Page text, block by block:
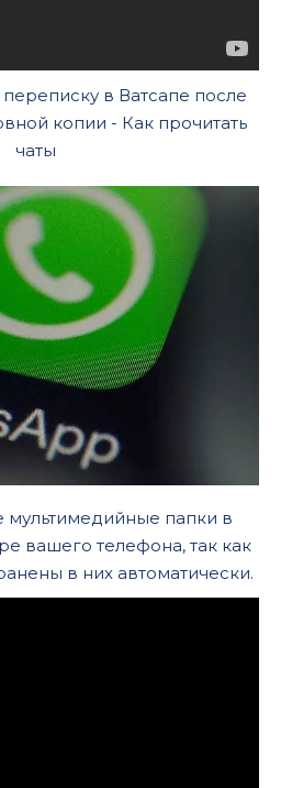
переписку в Ватсапе после
копии - Как прочитать
чаты
мультимедийные папки в
вашего телефона, так как
в них автоматически.